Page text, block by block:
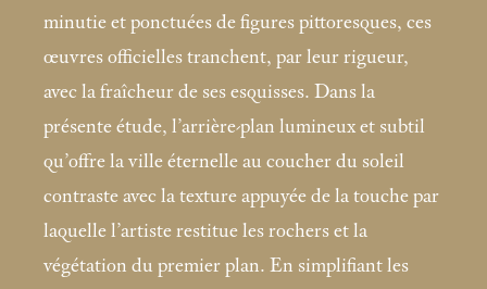
minutie et ponctuées de figures pittoresques, ces
œuvres officielles tranchent, par leur rigueur,
avec la fraîcheur de ses esquisses. Dans la
présente étude, l’arrière-plan lumineux et subtil
qu’offre la ville éternelle au coucher du soleil
contraste avec la texture appuyée de la touche par
laquelle l’artiste restitue les rochers et la
végétation du premier plan. En simplifiant les